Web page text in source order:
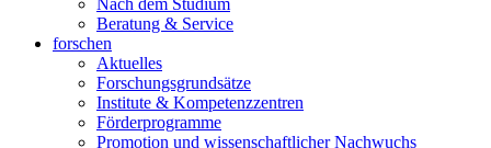
Nach dem Studium
Beratung & Service
forschen
Aktuelles
Forschungsgrundsätze
Institute & Kompetenzzentren
Förderprogramme
Promotion und wissenschaftlicher Nachwuchs